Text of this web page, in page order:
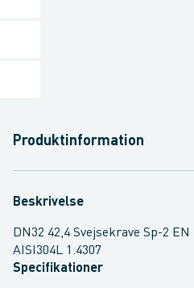
Produktinformation
Beskrivelse
DN32 42,4 Svejsekrave Sp-2 EN
AISI304L 1.4307
Specifikationer